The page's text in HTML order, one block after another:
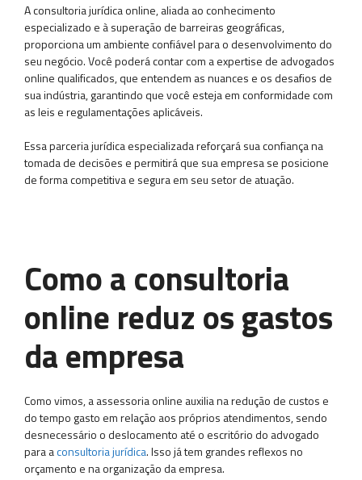
A consultoria jurídica online, aliada ao conhecimento
especializado e à superação de barreiras geográficas,
proporciona um ambiente confiável para o desenvolvimento do
seu negócio. Você poderá contar com a expertise de advogados
online qualificados, que entendem as nuances e os desafios de
sua indústria, garantindo que você esteja em conformidade com
as leis e regulamentações aplicáveis.
Essa parceria jurídica especializada reforçará sua confiança na
tomada de decisões e permitirá que sua empresa se posicione
de forma competitiva e segura em seu setor de atuação.
Como a consultoria
online reduz os gastos
da empresa
Como vimos, a assessoria online auxilia na redução de custos e
do tempo gasto em relação aos próprios atendimentos, sendo
desnecessário o deslocamento até o escritório do advogado
para aconsultoria jurídica. Isso já tem grandes reflexos no
orçamento e na organização da empresa.